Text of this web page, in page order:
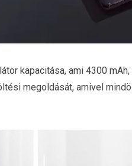
kapacitása, ami 4300
megoldását, amivel